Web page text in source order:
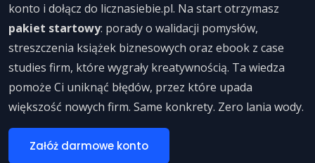
konto i dołącz do licznasiebie.pl. Na start otrzymasz
pakiet startowy: porady o walidacji pomysłów,
streszczenia książek biznesowych oraz ebook z case
studies firm, które wygrały kreatywnością. Ta wiedza
pomoże Ci uniknąć błędów, przez które upada
większość nowych firm. Same konkrety. Zero lania wody.
Załóż darmowe konto